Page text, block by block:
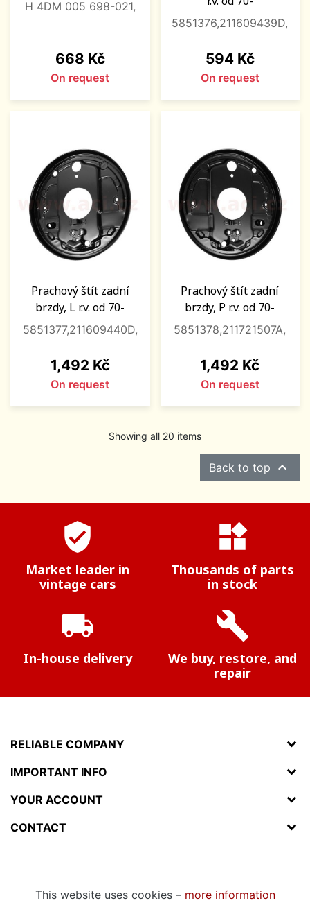
H 4DM 005 698-021,
Price
668 Kč
On request
5851376,211609439D,
Price
594 Kč
On request
Prachový štít zadní
brzdy, L r.v. od 70-
5851377,211609440D,
Price
1,492 Kč
On request
Prachový štít zadní
brzdy, P r.v. od 70-
5851378,211721507A,
Price
1,492 Kč
On request
Showing all 20 items
Back to top 
verified_user
Market leader in
vintage cars
widgets
Thousands of parts
in stock
local_shipping
In-house delivery
build
We buy, restore, and
repair
RELIABLE COMPANY
IMPORTANT INFO
YOUR ACCOUNT
CONTACT
This website uses cookies – more information